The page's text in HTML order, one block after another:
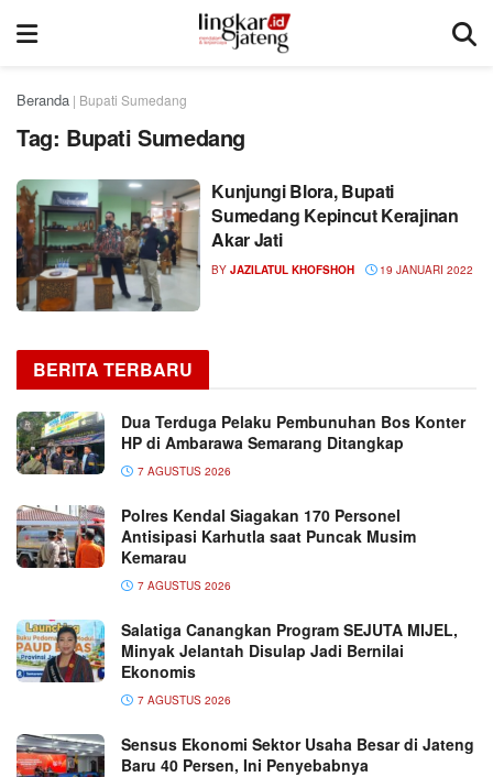
Beranda | Bupati Sumedang
Tag: Bupati Sumedang
Kunjungi Blora, Bupati
Sumedang Kepincut Kerajinan
Akar Jati
BY JAZILATUL KHOFSHOH 19 JANUARI 2022
BERITA TERBARU
Dua Terduga Pelaku Pembunuhan Bos Konter
HP di Ambarawa Semarang Ditangkap
7 AGUSTUS 2026
Polres Kendal Siagakan 170 Personel
Antisipasi Karhutla saat Puncak Musim
Kemarau
7 AGUSTUS 2026
Salatiga Canangkan Program SEJUTA MIJEL,
Minyak Jelantah Disulap Jadi Bernilai
Ekonomis
7 AGUSTUS 2026
Sensus Ekonomi Sektor Usaha Besar di Jateng
Baru 40 Persen, Ini Penyebabnya